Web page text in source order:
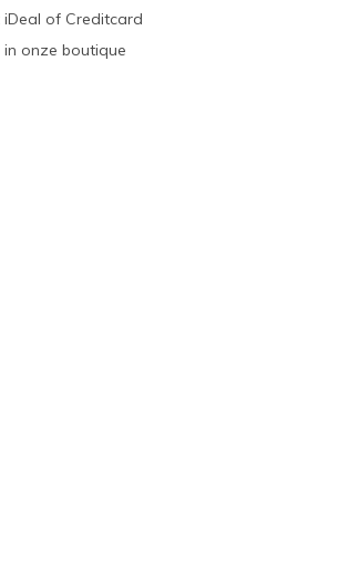
of Creditcard
onze boutique